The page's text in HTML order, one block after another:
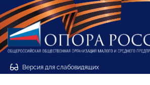
Версия для слабовидящих